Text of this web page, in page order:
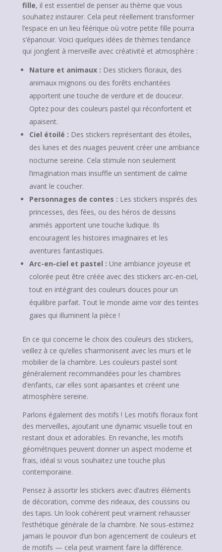
fille, il est essentiel de penser au thème que vous
souhaitez instaurer. Cela peut réellement transformer
l’espace en un lieu féérique où votre petite fille pourra
s’épanouir. Voici quelques idées de thèmes tendance
qui jonglent à merveille avec créativité et atmosphère :
Nature et animaux : Des stickers floraux, des
animaux mignons ou des forêts enchantées
apportent une touche de verdure et de douceur.
Optez pour des couleurs pastel qui réconfortent et
apaisent.
Ciel étoilé : Des stickers représentant des étoiles,
des lunes et des nuages peuvent créer une ambiance
nocturne sereine. Cela stimule non seulement
l’imagination mais insuffle un sentiment de calme
avant le coucher.
Personnages de contes : Les stickers inspirés des
princesses, des fées, ou des héros de dessins
animés apportent une touche ludique. Ils
encouragent les histoires imaginaires et les
aventures fantastiques.
Arc-en-ciel et pastel : Une ambiance joyeuse et
colorée peut être créée avec des stickers arc-en-ciel,
tout en intégrant des couleurs douces pour un
équilibre parfait. Tout le monde aime voir des teintes
gaies qui illuminent la pièce !
En ce qui concerne le choix des couleurs des stickers,
veillez à ce qu’elles s’harmonisent avec les murs et le
mobilier de la chambre. Les couleurs pastel sont
généralement recommandées pour les chambres
d’enfants, car elles sont apaisantes et créent une
atmosphère sereine.
Parlons également des motifs ! Les motifs floraux font
des merveilles, ajoutant une dynamic visuelle tout en
restant doux et adorables. En revanche, les motifs
géométriques peuvent donner un aspect moderne et
frais, idéal si vous souhaitez une touche plus
contemporaine.
Pensez à assortir les stickers avec d’autres éléments
de décoration, comme des rideaux, des coussins ou
des tapis. Un look cohérent peut vraiment rehausser
l’esthétique générale de la chambre. Ne sous-estimez
jamais le pouvoir d’un bon agencement de couleurs et
de motifs — cela peut vraiment faire la différence.